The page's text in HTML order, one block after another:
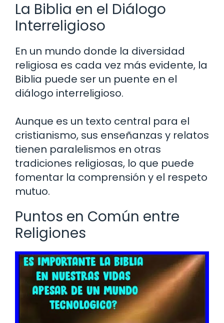
La Biblia en el Diálogo
Interreligioso
En un mundo donde la diversidad
religiosa es cada vez más evidente, la
Biblia puede ser un puente en el
diálogo interreligioso.
Aunque es un texto central para el
cristianismo, sus enseñanzas y relatos
tienen paralelismos en otras
tradiciones religiosas, lo que puede
fomentar la comprensión y el respeto
mutuo.
Puntos en Común entre
Religiones